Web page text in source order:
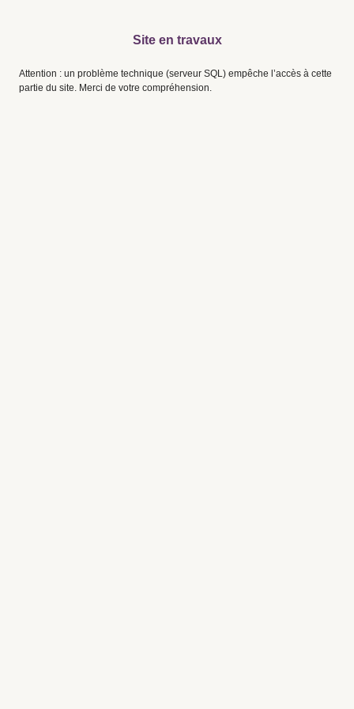
Site en travaux
Attention : un problème technique (serveur SQL) empêche l’accès à cette
partie du site. Merci de votre compréhension.